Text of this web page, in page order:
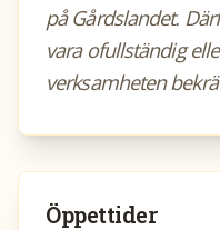
på Gårdslandet.
vara ofullständig
verksamheten
Öppettider